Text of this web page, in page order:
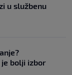
u službenu
bolji izbor